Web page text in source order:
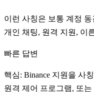
이런 사칭은 보통 계정
개인 채팅, 원격 지원, 이
빠른 답변
핵심: Binance 지원을 사
원격 제어 프로그램, 또